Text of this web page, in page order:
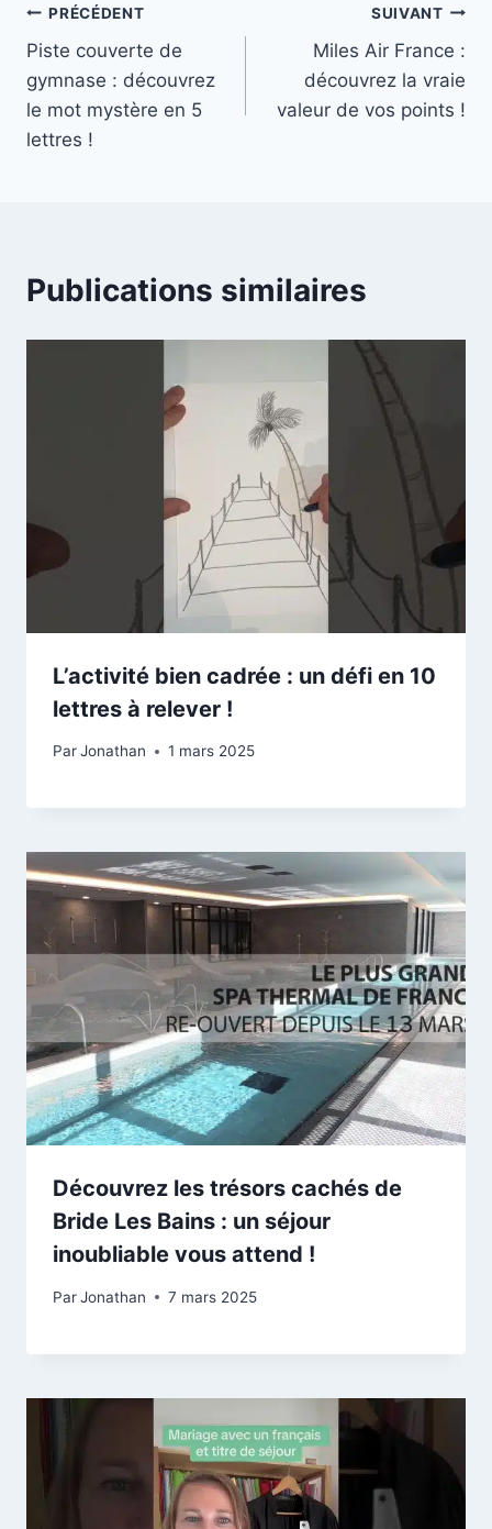
Navigation
de
l’article
PRÉCÉDENT
Piste couverte de
gymnase : découvrez
le mot mystère en 5
lettres !
SUIVANT
Miles Air France :
découvrez la vraie
valeur de vos points !
Publications similaires
L’activité bien cadrée : un défi en 10
lettres à relever !
ParJonathan 1 mars 2025
Découvrez les trésors cachés de
Bride Les Bains : un séjour
inoubliable vous attend !
ParJonathan 7 mars 2025